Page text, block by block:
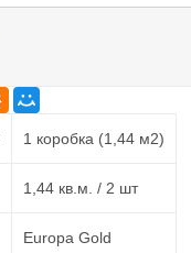
1 коробка (1,44 м2)
1,44 кв.м. / 2 шт
Europa Gold